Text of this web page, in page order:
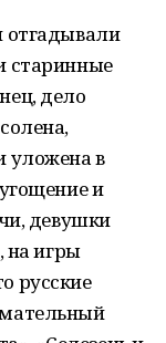
отгадывали
старинные
дело
уложена в
и
девушки
на игры
русские